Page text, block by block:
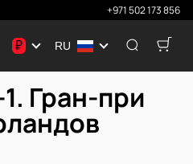
+971 502 173 856
₽ RU
Гран-при